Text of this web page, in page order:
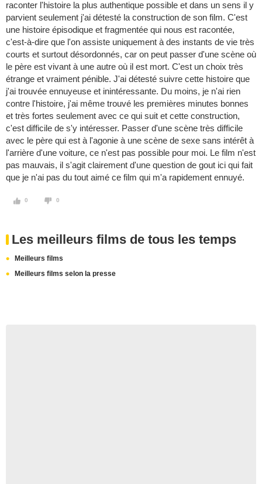
raconter l'histoire la plus authentique possible et dans un sens il y
parvient seulement j'ai détesté la construction de son film. C'est
une histoire épisodique et fragmentée qui nous est racontée,
c'est-à-dire que l'on assiste uniquement à des instants de vie très
courts et surtout désordonnés, car on peut passer d'une scène où
le père est vivant à une autre où il est mort. C'est un choix très
étrange et vraiment pénible. J'ai détesté suivre cette histoire que
j'ai trouvée ennuyeuse et inintéressante. Du moins, je n'ai rien
contre l'histoire, j'ai même trouvé les premières minutes bonnes
et très fortes seulement avec ce qui suit et cette construction,
c'est difficile de s'y intéresser. Passer d'une scène très difficile
avec le père qui est à l'agonie à une scène de sexe sans intérêt à
l'arrière d'une voiture, ce n'est pas possible pour moi. Le film n'est
pas mauvais, il s'agit clairement d'une question de gout ici qui fait
que je n'ai pas du tout aimé ce film qui m'a rapidement ennuyé.
0 0
Les meilleurs films de tous les temps
Meilleurs films
Meilleurs films selon la presse